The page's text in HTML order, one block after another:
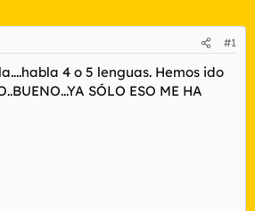
#1
4 o 5 lenguas. Hemos ido
SÓLO ESO ME HA